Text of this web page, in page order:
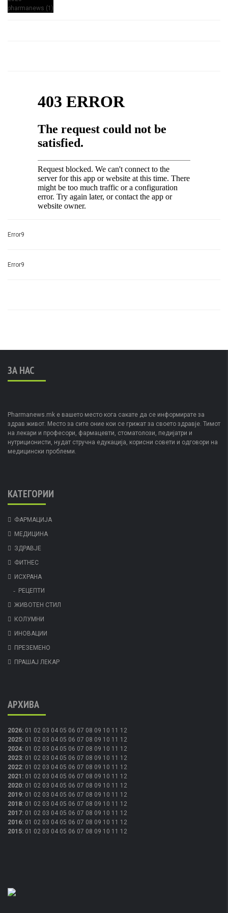
Error9
Error9
ЗА НАС
Pharmanews.mk е вашето место кога сакате да се информирате за
здрав живот. Место за сите оние кои се грижат за своето здравје. Тимот
на лекари и професори, фармацевти, стоматолози, педијатри и
нутриционисти, нудат стручна едукација, корисни совети и одговори на
медицински проблеми.
КАТЕГОРИИ
ФАРМАЦИЈА
МЕДИЦИНА
ЗДРАВЈЕ
ФИТНЕС
ИСХРАНА
РЕЦЕПТИ
ЖИВОТЕН СТИЛ
КОЛУМНИ
ИНОВАЦИИ
ПРЕЗЕМЕНО
ПРАШАЈ ЛЕКАР
АРХИВА
2026: 01 02 03 04 05 06 07 08 09 10 11 12
2025: 01 02 03 04 05 06 07 08 09 10 11 12
2024: 01 02 03 04 05 06 07 08 09 10 11 12
2023: 01 02 03 04 05 06 07 08 09 10 11 12
2022: 01 02 03 04 05 06 07 08 09 10 11 12
2021 : 01 02 03 04 05 06 07 08 09 10 11 12
2020: 01 02 03 04 05 06 07 08 09 10 11 12
2019: 01 02 03 04 05 06 07 08 09 10 11 12
2018: 01 02 03 04 05 06 07 08 09 10 11 12
2017: 01 02 03 04 05 06 07 08 09 10 11 12
2016: 01 02 03 04 05 06 07 08 09 10 11 12
2015: 01 02 03 04 05 06 07 08 09 10 11 12